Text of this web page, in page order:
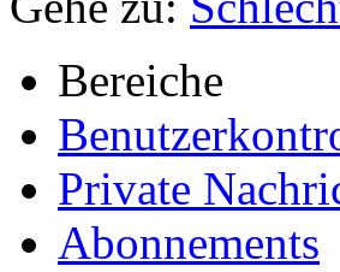
Bereiche
Private
Abonnements